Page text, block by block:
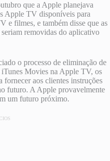
que a Apple planejava
‌Apple TV‌ disponíveis para
e filmes, e também disse que as
removidas do aplicativo
o processo de eliminação de
Movies na ‌Apple TV‌, os
aos clientes instruções
futuro. A Apple provavelmente
um futuro próximo.